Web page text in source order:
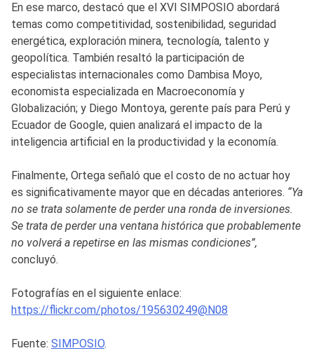
En ese marco, destacó que el XVI SIMPOSIO abordará
temas como competitividad, sostenibilidad, seguridad
energética, exploración minera, tecnología, talento y
geopolítica. También resaltó la participación de
especialistas internacionales como Dambisa Moyo,
economista especializada en Macroeconomía y
Globalización; y Diego Montoya, gerente país para Perú y
Ecuador de Google, quien analizará el impacto de la
inteligencia artificial en la productividad y la economía.
Finalmente, Ortega señaló que el costo de no actuar hoy
es significativamente mayor que en décadas anteriores. “Ya
no se trata solamente de perder una ronda de inversiones.
Se trata de perder una ventana histórica que probablemente
no volverá a repetirse en las mismas condiciones”,
concluyó.
Fotografías en el siguiente enlace:
https://flickr.com/photos/195630249@N08
Fuente: SIMPOSIO.